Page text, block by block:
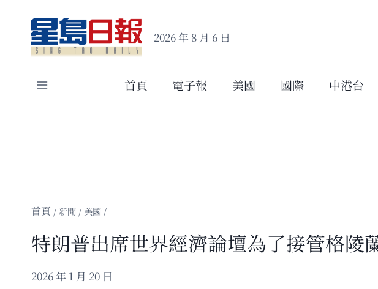
content
2026 年 8 月 6 日
首頁 電子報 美國 國際 中港台
/新聞 / 美國 /
特朗普出席世界經濟論壇為了接管格
2026 年 1 月 20 日